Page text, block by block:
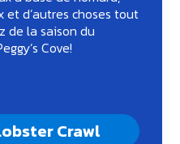
et d’autres choses tout
de la saison du
Cove!
Crawl